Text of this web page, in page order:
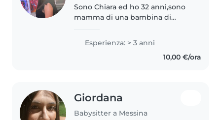
Sono Chiara ed ho 32 anni,sono
mamma di una bambina di
formazione mi permette di poter
lavorare anche con bambini con
disabilità. Sono empatica,creativa
Esperienza: > 3 anni
10,00 €/ora
Giordana
Babysitter a Messina